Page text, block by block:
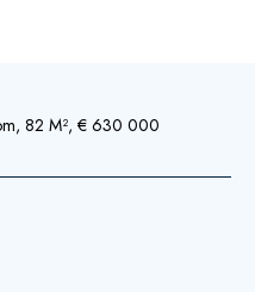
82 M², € 630 000